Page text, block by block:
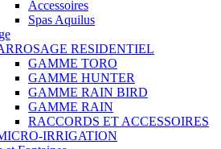
Accessoires
Spas Aquilus
RESIDENTIEL
GAMME TORO
GAMME HUNTER
GAMME RAIN BIRD
GAMME RAIN
RACCORDS ET ACCESSOIRES
IRRIGATION